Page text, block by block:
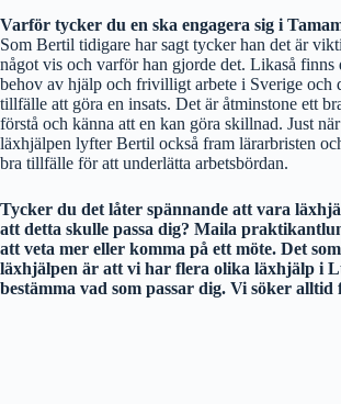
Varför tycker du en ska engagera sig i
Som Bertil tidigare har sagt tycker han det är
något vis och varför han gjorde det. Likaså finns
behov av hjälp och frivilligt arbete i Sverige och
tillfälle att göra en insats. Det är åtminstone ett
förstå och känna att en kan göra skillnad. Just
läxhjälpen lyfter Bertil också fram lärarbristen
bra tillfälle för att underlätta arbetsbördan.
Tycker du det låter spännande att vara
att detta skulle passa dig? Maila
att veta mer eller komma på ett möte. Det
läxhjälpen är att vi har flera olika läxhjälp i
bestämma vad som passar dig. Vi söker